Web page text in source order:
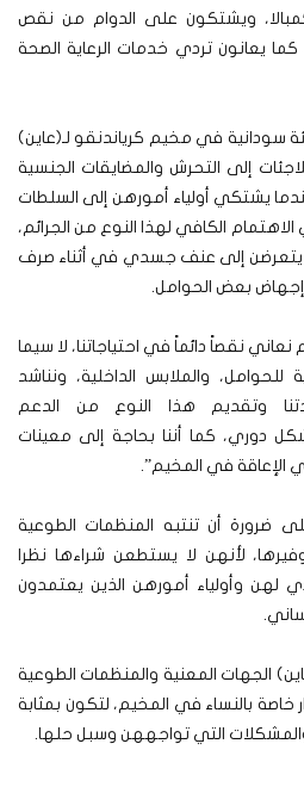
ويشتكون على الدوام من نقص
كما يعانون تردي خدمات الرعاية الصحة
في مخيم كرياندنقو لـ(عاين)
إلى التحرش والمضايقات الجنسية
يشتكي أولياء أمورهن إلى السلطات
الكافي لهذا النوع من الجرائم،
يتعرضن إلى عنف جسدي في أثناء صرف
إجهاض بعض الحوامل.
نقصاً دائماً في احتياجاتنا، لا سيما
للحوامل، والملابس الداخلية، ونناشد
وتقديم هذا النوع من الدعم
دوري، كما أننا بحاجة إلى معينات
في المخيم”.
ضرورة أن تنتبه المنظمات الطوعية
لأنهن لا يستطعن شراءها نظرا
وأولياء أمورهن الذين يعتمدون
الجهات المعنية والمنظمات الطوعية
خاصة بالنساء في المخيم، لتكون بمثابة
التي تواجههن وسبل حلها.